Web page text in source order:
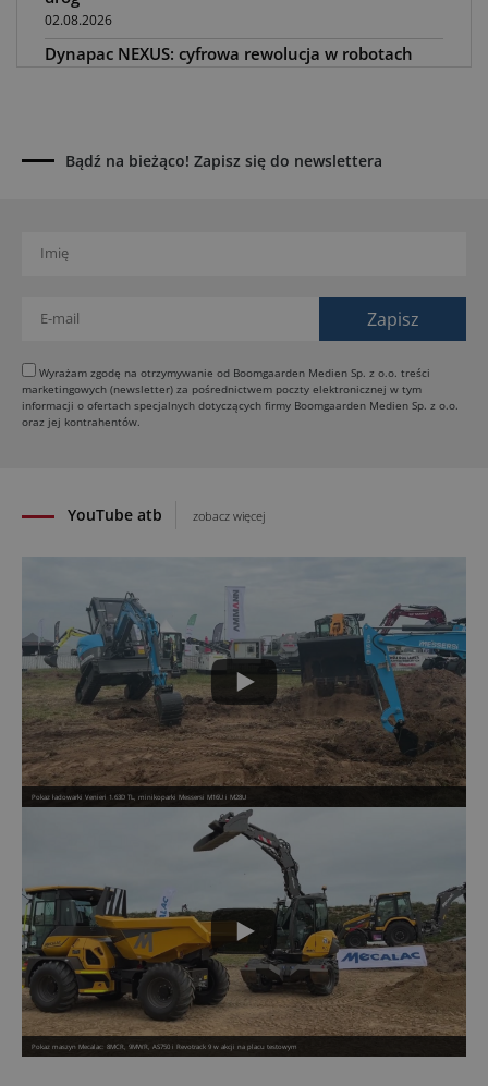
02.08.2026
Dynapac NEXUS: cyfrowa rewolucja w robotach
177 BVO-5 PL
30.07.2026
29.07.2026
HIMOINSA na IRE Maastricht: mobilna energia dla
rentalu
28.07.2026
INSTATIQ P1: Putzmeister pokazuje drukarkę 3D
YouTube atb zobacz więcej
Pokaz ładowarki Venieri 1.63D TL, minikoparki Messersi M16U i M28U
Pokaz maszyn Mecalac: 8MCR, 9MWR, AS750 i Revotrack 9 w akcji na placu testowym
Bądź na bieżąco! Zapisz się do newslettera
Wyrażam zgodę na otrzymywanie od Boomgaarden Medien Sp. z o.o. treści
marketingowych (newsletter) za pośrednictwem poczty elektronicznej w tym
informacji o ofertach specjalnych dotyczących firmy Boomgaarden Medien Sp. z o.o.
oraz jej kontrahentów.